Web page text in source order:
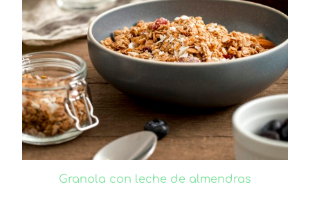
Granola con leche de almendras